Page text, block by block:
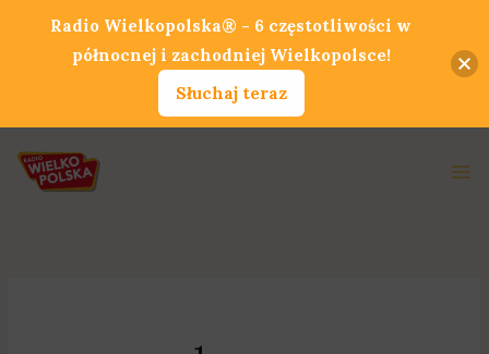
Radio Wielkopolska® - 6 częstotliwości w
północnej i zachodniej Wielkopolsce!
Słuchaj teraz